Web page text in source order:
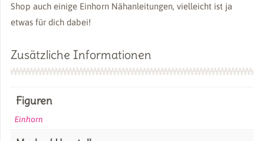
Shop auch einige Einhorn Nähanleitungen, vielleicht ist ja
etwas für dich dabei!
Zusätzliche Informationen
Figuren
Einhorn